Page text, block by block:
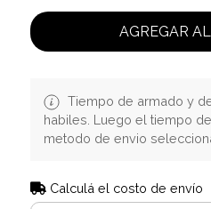
AGREGAR
Tiempo de armado y
habiles. Luego el tiempo
metodo de envio
Calculá el costo de envío